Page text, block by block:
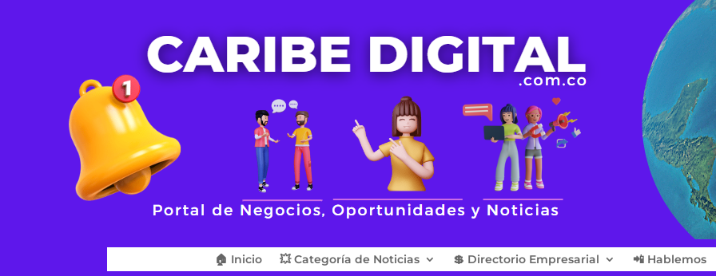
🏠 Inicio 💥 Categoría de Noticias 💲 Directorio Empresarial 📲 Hablemos